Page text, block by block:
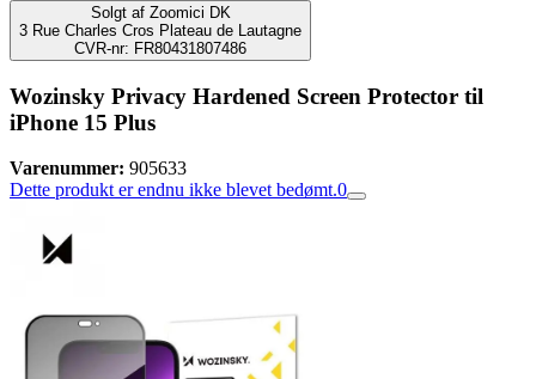
Solgt af Zoomici DK
3 Rue Charles Cros Plateau de Lautagne
CVR-nr: FR80431807486
Wozinsky Privacy Hardened Screen Protector til
iPhone 15 Plus
Varenummer: 905633
Dette produkt er endnu ikke blevet bedømt.0